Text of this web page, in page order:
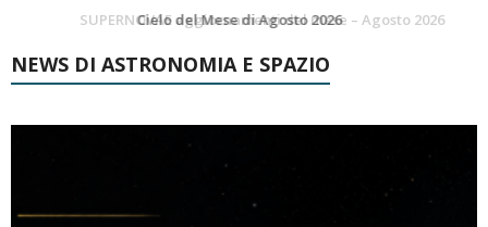
SUPERNOVAE aggiornamenti del mese – Agosto 2026
Le Comete del mese di Agosto: LA 10P/TEMPEL AL PERIELIO
NEWS DI ASTRONOMIA E SPAZIO